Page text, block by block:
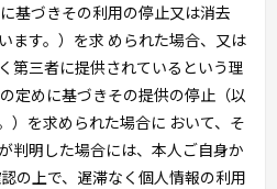
基づきその利用の停止又は消去
ます。）を求 められた場合、又は
第三者に提供されているという理
定めに基づきその提供の停止（以
）を求められた場合に おいて、そ
判明した場合には、本人ご自身か
の上で、遅滞なく個人情報の利用